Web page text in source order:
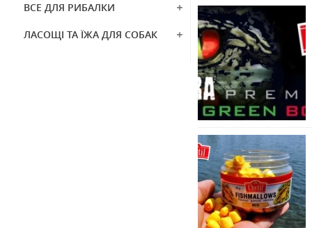
ВСЕ ДЛЯ РИБАЛКИ
ЛАСОЩІ ТА ЇЖА ДЛЯ СОБАК